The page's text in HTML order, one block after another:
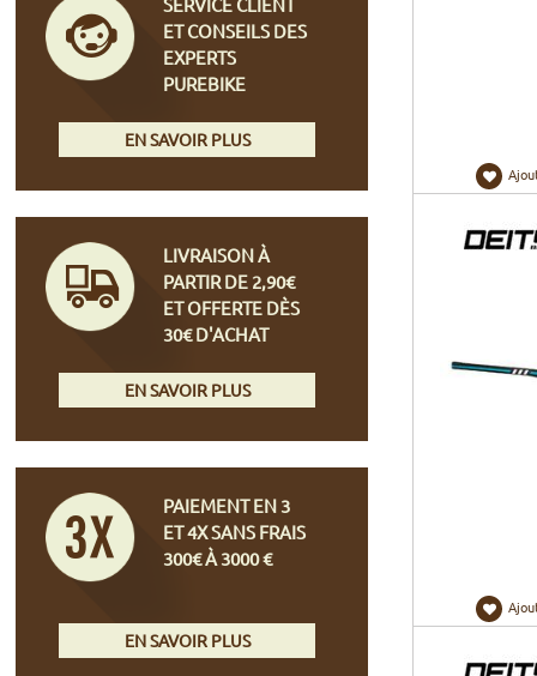
ET CONSEILS DES
EXPERTS
PUREBIKE
EN SAVOIR PLUS
LIVRAISON À
PARTIR DE 2,90€
ET OFFERTE DÈS
30€ D'ACHAT
EN SAVOIR PLUS
PAIEMENT EN 3
ET 4X SANS FRAIS
300€ À 3000 €
EN SAVOIR PLUS